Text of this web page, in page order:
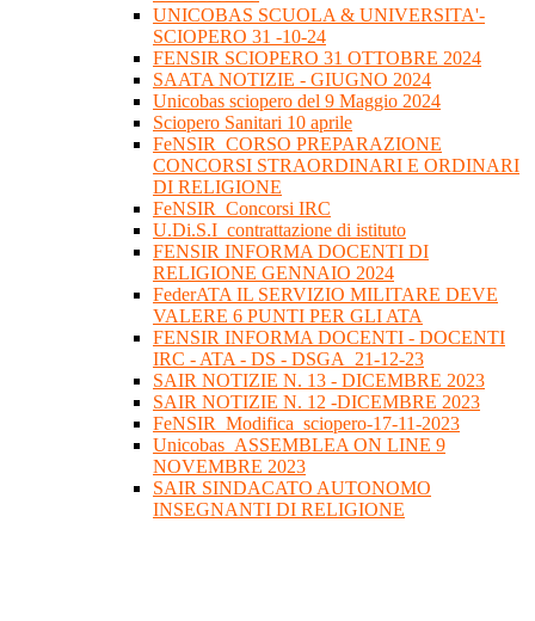
UNICOBAS SCUOLA & UNIVERSITA'-
SCIOPERO 31 -10-24
FENSIR SCIOPERO 31 OTTOBRE 2024
SAATA NOTIZIE - GIUGNO 2024
Unicobas sciopero del 9 Maggio 2024
Sciopero Sanitari 10 aprile
FeNSIR_CORSO PREPARAZIONE
CONCORSI STRAORDINARI E ORDINARI
DI RELIGIONE
FeNSIR_Concorsi IRC
U.Di.S.I_contrattazione di istituto
FENSIR INFORMA DOCENTI DI
RELIGIONE GENNAIO 2024
FederATA IL SERVIZIO MILITARE DEVE
VALERE 6 PUNTI PER GLI ATA
FENSIR INFORMA DOCENTI - DOCENTI
IRC - ATA - DS - DSGA_21-12-23
SAIR NOTIZIE N. 13 - DICEMBRE 2023
SAIR NOTIZIE N. 12 -DICEMBRE 2023
FeNSIR_Modifica_sciopero-17-11-2023
Unicobas_ASSEMBLEA ON LINE 9
NOVEMBRE 2023
SAIR SINDACATO AUTONOMO
INSEGNANTI DI RELIGIONE